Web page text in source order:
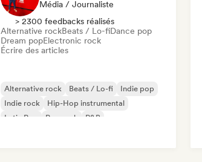
Média / Journaliste
> 2300 feedbacks réalisés
Alternative rockBeats / Lo-fiDance pop
Dream popElectronic rock
Écrire des articles
Alternative rock Beats / Lo-fi
Indie pop
Indie rock
Hip-Hop instrumental
Latin Pop
Pop rock R&B